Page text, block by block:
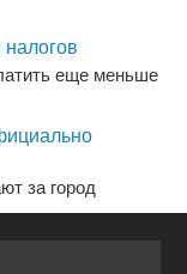
еще меньше
за город